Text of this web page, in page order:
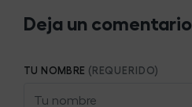
Deja un comentario
TU NOMBRE (REQUERIDO)